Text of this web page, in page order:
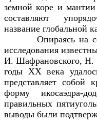
земной коре и
составляют
название глобальной
Опираясь на
исследования
И. Шафрановского, Н.
годы ХХ века
представляет собой
форму икосаэдра-
правильных
выводы были